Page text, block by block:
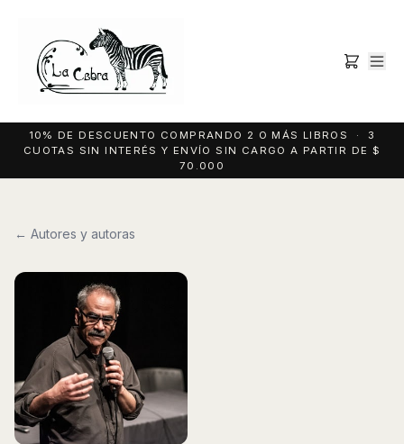
10% DE DESCUENTO COMPRANDO 2 O MÁS LIBROS · 3
CUOTAS SIN INTERÉS Y ENVÍO SIN CARGO A PARTIR DE $
70.000
← Autores y autoras